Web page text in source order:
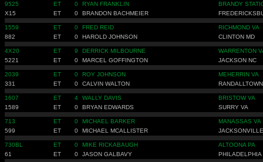
9525 ET 0 RYAN FRANKLIN
BRANDY
X15
ET 0 BRANDON BACHMEIER
1559 ET 0 FRED REID
RICHMOND VA
882
ET 0 HAROLD JOHNSON CLINTON MD
4X20 ET 9 DERRICK MILBOURNE
WARRENTON
5221
ET 0 MARCEL GOFFINGTON JACKSON NC
2039 ET 0 ROY JOHNSON
MEHERRIN VA
331
ET 0 CALVIN WALTON
1607 ET 4 WALLY DAVIS
BRISTOW VA
1589
ET 0 BRYAN EDWARDS SURRY VA
713 ET 0 MICHAEL BARKER
MANASSAS VA
599
ET 0 MICHAEL MCALLISTER
730BL ET 0 MIKE RICKABAUGH
ALTOONA PA
61
ET 0 JASON GALBAVY PHILADELPHIA